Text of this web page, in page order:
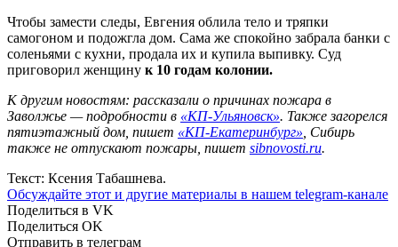
Чтобы замести следы, Евгения облила тело и тряпки
самогоном и подожгла дом. Сама же спокойно забрала банки с
соленьями с кухни, продала их и купила выпивку. Суд
приговорил женщину к 10 годам колонии.
К другим новостям: рассказали о причинах пожара в
Заволжье — подробности в «КП-Ульяновск». Также загорелся
пятиэтажный дом, пишет «КП-Екатеринбург» , Сибирь
также не отпускают пожары, пишет sibnovosti.ru.
Текст: Ксения Табашнева.
Обсуждайте этот и другие материалы в нашем telegram-канале
Поделиться в VK
Поделиться OK
Отправить в телеграм